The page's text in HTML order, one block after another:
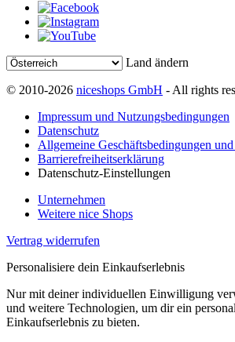
Land ändern
© 2010-2026 niceshops GmbH - All rights
Impressum und Nutzungsbedingungen
Datenschutz
Allgemeine Geschäftsbedingungen
Barrierefreiheitserklärung
Datenschutz-Einstellungen
Unternehmen
Weitere nice Shops
Vertrag widerrufen
Personalisiere dein Einkaufserlebnis
Nur mit deiner individuellen Einwilligung
und weitere Technologien, um dir ein
Einkaufserlebnis zu bieten.